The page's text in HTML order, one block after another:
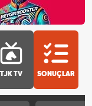
TJK TV SONUÇLAR